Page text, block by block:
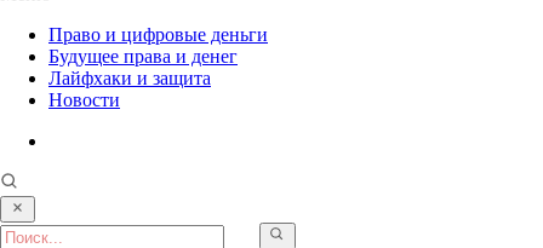
Право и цифровые деньги
Будущее права и денег
Лайфхаки и защита
Новости